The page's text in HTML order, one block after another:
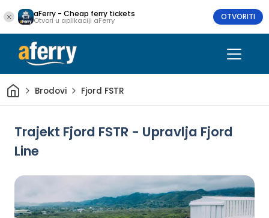
aFerry - Cheap ferry tickets
Otvori u aplikaciji aFerry OTVORITI
DomBrodovi Fjord FSTR
Trajekt Fjord FSTR - Upravlja Fjord
Line